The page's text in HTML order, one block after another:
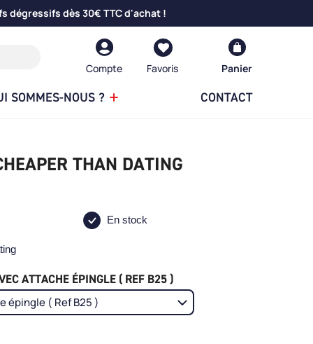
dégressifs dès 30€ TTC d'achat !
Compte
SOMMES-NOUS ? CONTACT
Panier
THAN DATING
En stock
ATTACHE ÉPINGLE ( REF B25 )